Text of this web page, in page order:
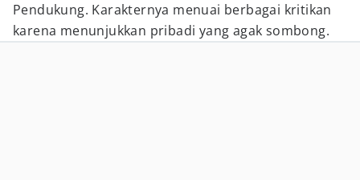
Pendukung. Karakternya menuai berbagai kritikan
karena menunjukkan pribadi yang agak sombong.